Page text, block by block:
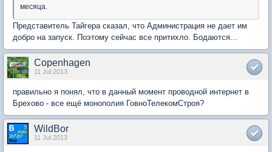
месяца.
Представитель Тайгера сказал, что Администрация не дает им
добро на запуск. Поэтому сейчас все притихло. Бодаются...
Copenhagen
11 Jul 2013
правильно я понял, что в данный момент проводной интернет в
Брехово - все ещё монополия ГовноТелекомСтроя?
WildBor
11 Jul 2013